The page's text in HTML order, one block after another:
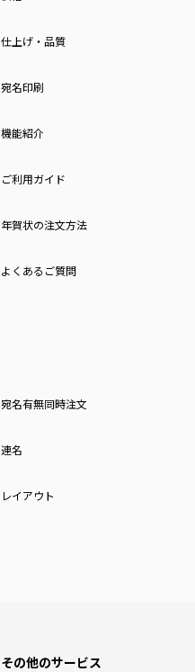
仕上げ・品質
宛名印刷
機能紹介
ご利用ガイド
年賀状の注文方法
よくあるご質問
宛名有無同時注文
連名
レイアウト
その他のサービス